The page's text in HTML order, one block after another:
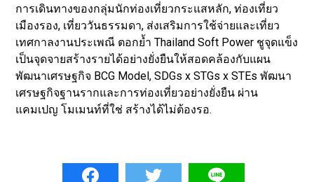
การเดินทางของกลุ่มนักท่องเที่ยวกระแสหลัก, ท่องเที่ยว
เมืองรอง, เที่ยววันธรรมดา, ส่งเสริมการใช้จ่ายและเที่ยว
เทศกาลงานประเพณี ตอกย้ำ Thailand Soft Power ชูจุดแข็ง
เป็นจุดจายสร้างรายได้อย่างยั่งยืนให้สอดคล้องกับแผน
พัฒนาเศรษฐกิจ BCG Model, SDGs x STGs x STEs พัฒนา
เศรษฐกิจฐานรากและการท่องเที่ยวอย่างยั่งยืน ผ่าน
แคมเปญ โมเมนท์ที่ใช่ สร้างได้ไม่ต้องรอ.